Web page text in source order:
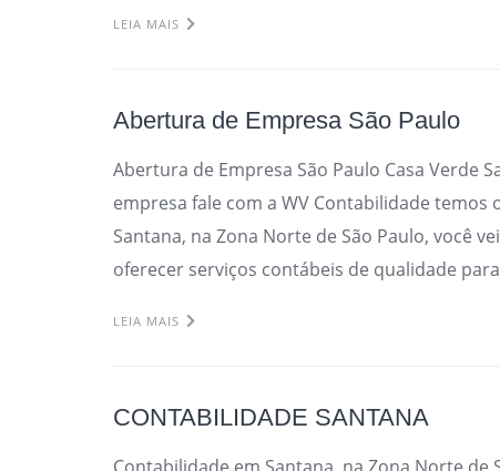
LEIA MAIS
Abertura de Empresa São Paulo
Abertura de Empresa São Paulo Casa Verde
empresa fale com a WV Contabilidade
Santana, na Zona Norte de São Paulo, você
oferecer serviços contábeis de qualidade
LEIA MAIS
CONTABILIDADE SANTANA